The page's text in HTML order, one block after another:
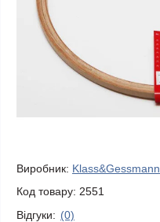
Виробник: Klass&Gessmann
Код товару: 2551
Відгуки: (0)